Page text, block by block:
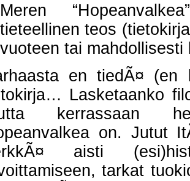
Meren
tieteellinen teos
vuoteen tai mahdollisesti
en tiedÃ¤ (en
Lasketaanko
kerrassaan
on. Jutut
aisti
tarkat